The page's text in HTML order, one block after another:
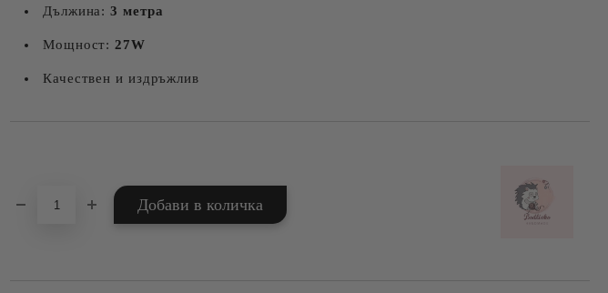
Дължина:3 метра
Мощност: 27W
Качествен и издръжлив